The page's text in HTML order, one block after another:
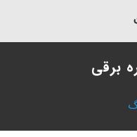
برقی